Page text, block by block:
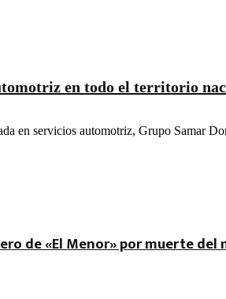
en todo el territorio
en servicios automotriz, Grupo Samar
de «El Menor» por muerte del